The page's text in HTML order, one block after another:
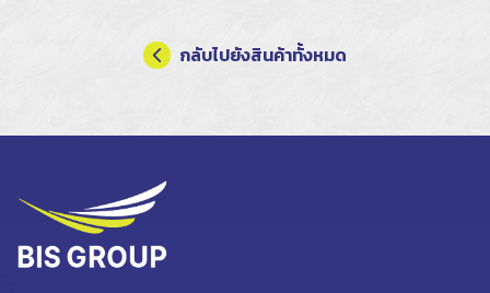
กลับไปยังสินค้าทั้งหมด